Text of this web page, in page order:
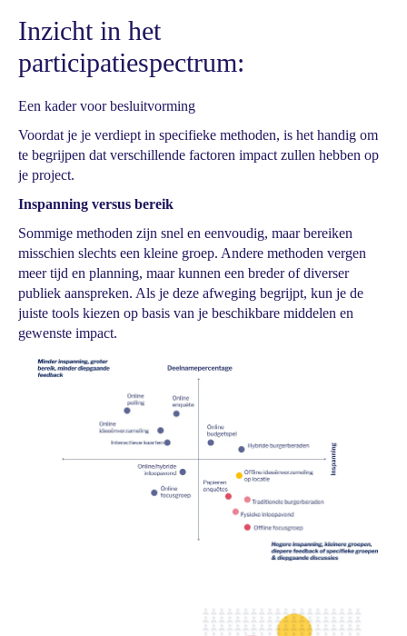
Inzicht in het
participatiespectrum:
Een kader voor besluitvorming
Voordat je je verdiept in specifieke methoden, is het handig om
te begrijpen dat verschillende factoren impact zullen hebben op
je project.
Inspanning versus bereik
Sommige methoden zijn snel en eenvoudig, maar bereiken
misschien slechts een kleine groep. Andere methoden vergen
meer tijd en planning, maar kunnen een breder of diverser
publiek aanspreken. Als je deze afweging begrijpt, kun je de
juiste tools kiezen op basis van je beschikbare middelen en
gewenste impact.